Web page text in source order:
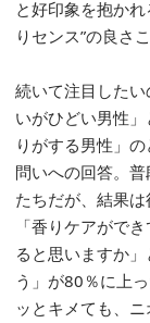
と好印象を抱か
りセンス”の良さ
続いて注目した
いがひどい男性
りがする男性」
問いへの回答。
たちだが、結果
「香りケアがで
ると思いますか
う」が80％に上
ッとキメても、